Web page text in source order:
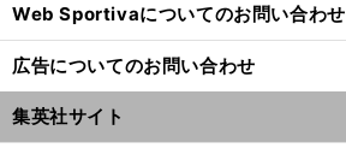
Web Sportivaについてのお問い合わせ
広告についてのお問い合わせ
集英社サイト